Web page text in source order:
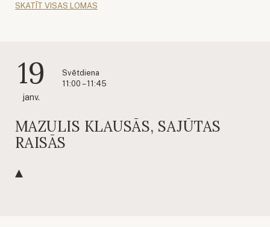
SKATĪT VISAS LOMAS
19
janv.
Svētdiena
11:00 – 11:45
MAZULIS KLAUSĀS, SAJŪTAS
RAISĀS